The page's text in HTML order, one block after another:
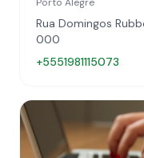
Rua Domingos
000
+5551981115073